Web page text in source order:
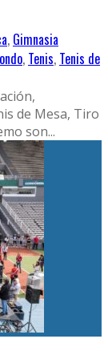
, Gimnasia
, Tenis, Tenis de
de Mesa, Tiro
son...